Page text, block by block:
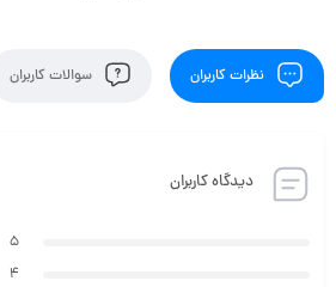
نظرات کاربران سوالات کاربران
دیدگاه کاربران
5
4